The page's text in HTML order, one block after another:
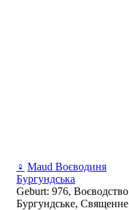
♀ Maud Воєводиня
Бургундська
Geburt: 976, Воєводство
Бургундське, Священне